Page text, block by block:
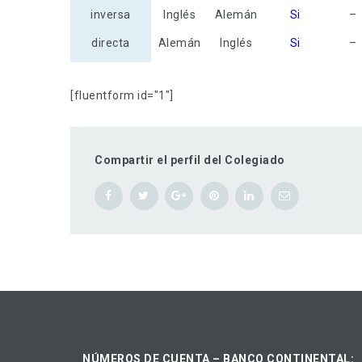
inversa Inglés Alemán Si –
directa Alemán Inglés Si –
[fluentform id="1"]
Compartir el perfil del Colegiado
NÚMEROS DE CUENTA – BANCO CONTINENTAL: